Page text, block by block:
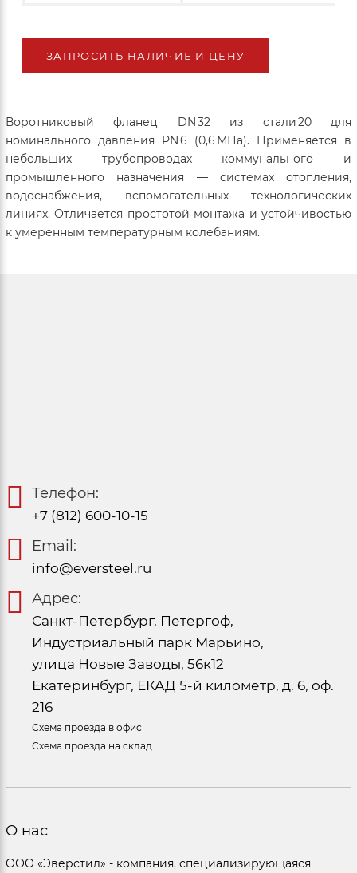
ЗАПРОСИТЬ НАЛИЧИЕ И ЦЕНУ
Воротниковый фланец DN 32 из стали 20 для
номинального давления PN 6 (0,6 МПа). Применяется в
небольших трубопроводах коммунального и
промышленного назначения — системах отопления,
водоснабжения, вспомогательных технологических
линиях. Отличается простотой монтажа и устойчивостью
к умеренным температурным колебаниям.
Телефон:
+7 (812) 600-10-15
Email:
info@eversteel.ru
Адрес:
Санкт-Петербург, Петергоф,
Индустриальный парк Марьино,
улица Новые Заводы, 56к12
Екатеринбург, ЕКАД 5-й километр, д. 6, оф.
216
Схема проезда в офис
Схема проезда на склад
О нас
ООО «Эверстил» - компания, специализирующаяся